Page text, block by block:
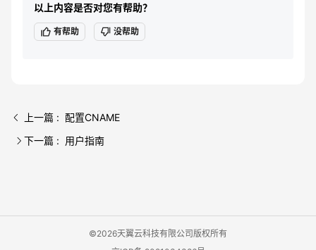
以上内容是否对您有帮助？
有帮助 没帮助
上一篇 : 配置CNAME
下一篇 : 用户指南
©2026天翼云科技有限公司版权所有